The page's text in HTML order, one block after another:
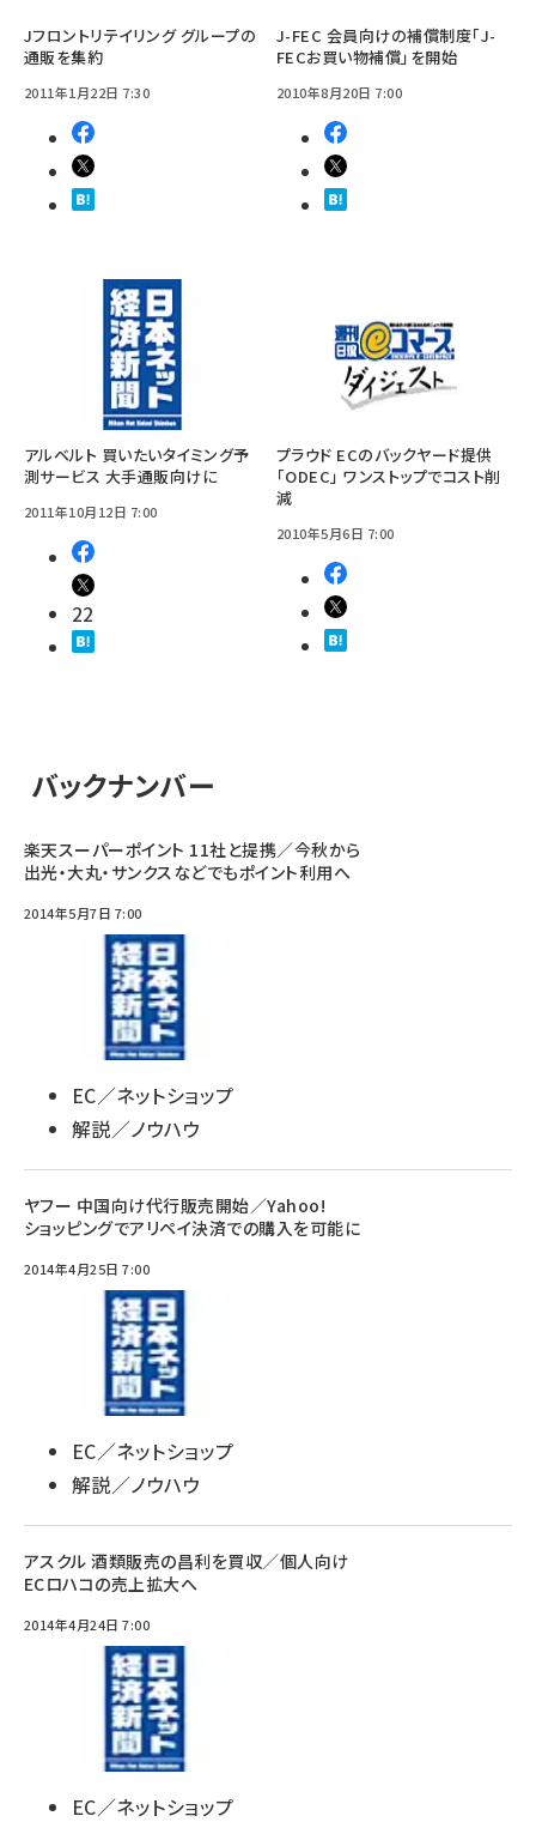
Jフロントリテイリング グループの
通販を集約
2011年1月22日 7:30
J-FEC 会員向けの補償制度「J-
FECお買い物補償」を開始
2010年8月20日 7:00
アルベルト 買いたいタイミング予
測サービス 大手通販向けに
2011年10月12日 7:00
22
プラウド ECのバックヤード提供
「ODEC」 ワンストップでコスト削
減
2010年5月6日 7:00
バックナンバー
楽天スーパーポイント 11社と提携／今秋から
出光・大丸・サンクスなどでもポイント利用へ
2014年5月7日 7:00
EC／ネットショップ
解説／ノウハウ
ヤフー 中国向け代行販売開始／Yahoo!
ショッピングでアリペイ決済での購入を可能に
2014年4月25日 7:00
EC／ネットショップ
解説／ノウハウ
アスクル 酒類販売の昌利を買収／個人向け
ECロハコの売上拡大へ
2014年4月24日 7:00
EC／ネットショップ